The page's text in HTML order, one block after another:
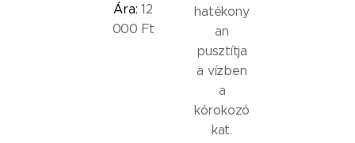
Ára:12
000 Ft
hatékony
an
pusztítja
a vízben
a
kórokozó
kat.